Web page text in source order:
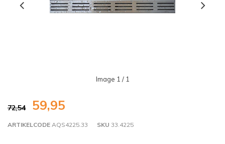
Image 1 / 1
72,54 59,95
ARTIKELCODE AQS4225.33 SKU 33.4225